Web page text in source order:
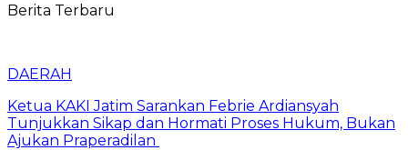
Berita Terbaru
DAERAH
Ketua KAKI Jatim Sarankan Febrie Ardiansyah
Tunjukkan Sikap dan Hormati Proses Hukum, Bukan
Ajukan Praperadilan